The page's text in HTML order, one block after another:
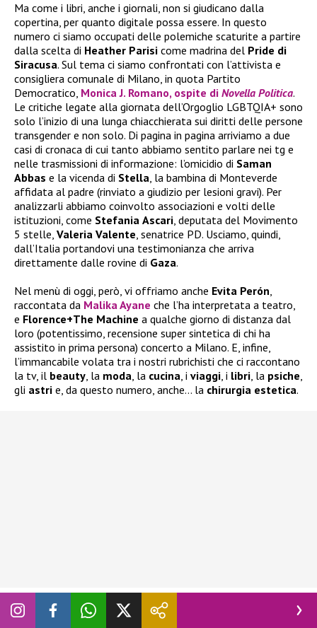
Ma come i libri, anche i giornali, non si giudicano dalla
copertina, per quanto digitale possa essere. In questo
numero ci siamo occupati delle polemiche scaturite a partire
dalla scelta di Heather Parisi come madrina del Pride di
Siracusa. Sul tema ci siamo confrontati con l’attivista e
consigliera comunale di Milano, in quota Partito
Democratico, Monica J. Romano, ospite di Novella Politica.
Le critiche legate alla giornata dell’Orgoglio LGBTQIA+ sono
solo l’inizio di una lunga chiacchierata sui diritti delle persone
transgender e non solo. Di pagina in pagina arriviamo a due
casi di cronaca di cui tanto abbiamo sentito parlare nei tg e
nelle trasmissioni di informazione: l’omicidio di Saman
Abbas e la vicenda di Stella, la bambina di Monteverde
affidata al padre (rinviato a giudizio per lesioni gravi). Per
analizzarli abbiamo coinvolto associazioni e volti delle
istituzioni, come Stefania Ascari, deputata del Movimento
5 stelle, Valeria Valente, senatrice PD. Usciamo, quindi,
dall’Italia portandovi una testimonianza che arriva
direttamente dalle rovine di Gaza.
Nel menù di oggi, però, vi offriamo anche Evita Perón,
raccontata da Malika Ayane che l’ha interpretata a teatro,
e Florence+The Machine a qualche giorno di distanza dal
loro (potentissimo, recensione super sintetica di chi ha
assistito in prima persona) concerto a Milano. E, infine,
l’immancabile volata tra i nostri rubrichisti che ci raccontano
la tv, il beauty, la moda, la cucina, i viaggi, i libri, la psiche,
gli astri e, da questo numero, anche… la chirurgia estetica.
Non c’è più spazio, mi zittisco. Buona lettura (in esclusiva